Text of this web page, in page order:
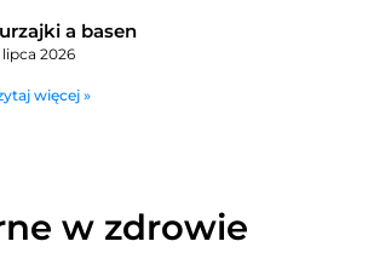
a basen
lipca 2026
więcej »
w zdrowie